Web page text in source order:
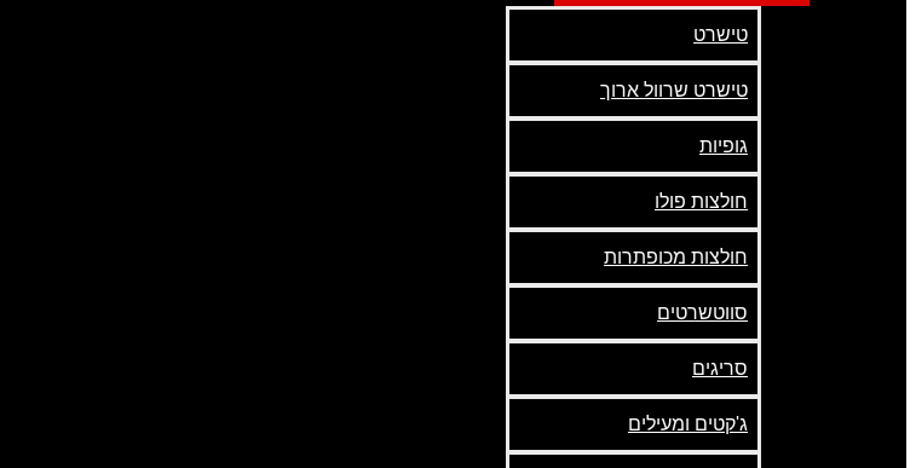
טישרט
טישרט שרוול ארוך
גופיות
חולצות פולו
חולצות מכופתרות
סווטשרטים
סריגים
ג'קטים ומעילים